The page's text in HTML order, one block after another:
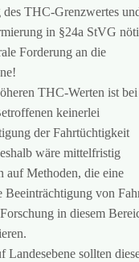
des THC-Grenzwertes
in §24a StVG
Forderung an die
THC-Werten ist bei
keinerlei
der Fahrtüchtigkeit
wäre mittelfristig
auf Methoden, die eine
Beeinträchtigung von
in diesem
Landesebene sollten